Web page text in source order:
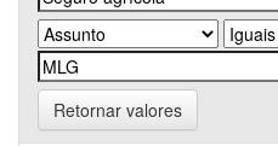
Retornar valores